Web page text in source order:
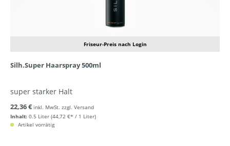
Friseur-Preis nach Login
Silh.Super Haarspray 500ml
super starker Halt
Inhalt: 0.5 Liter (44,72 €* / 1 Liter)
22,36 € inkl. MwSt. zzgl. Versand
Artikel vorrätig